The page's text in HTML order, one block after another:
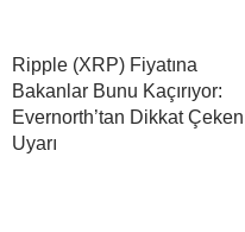
Ripple (XRP) Fiyatına
Bakanlar Bunu Kaçırıyor:
Evernorth’tan Dikkat Çeken
Uyarı